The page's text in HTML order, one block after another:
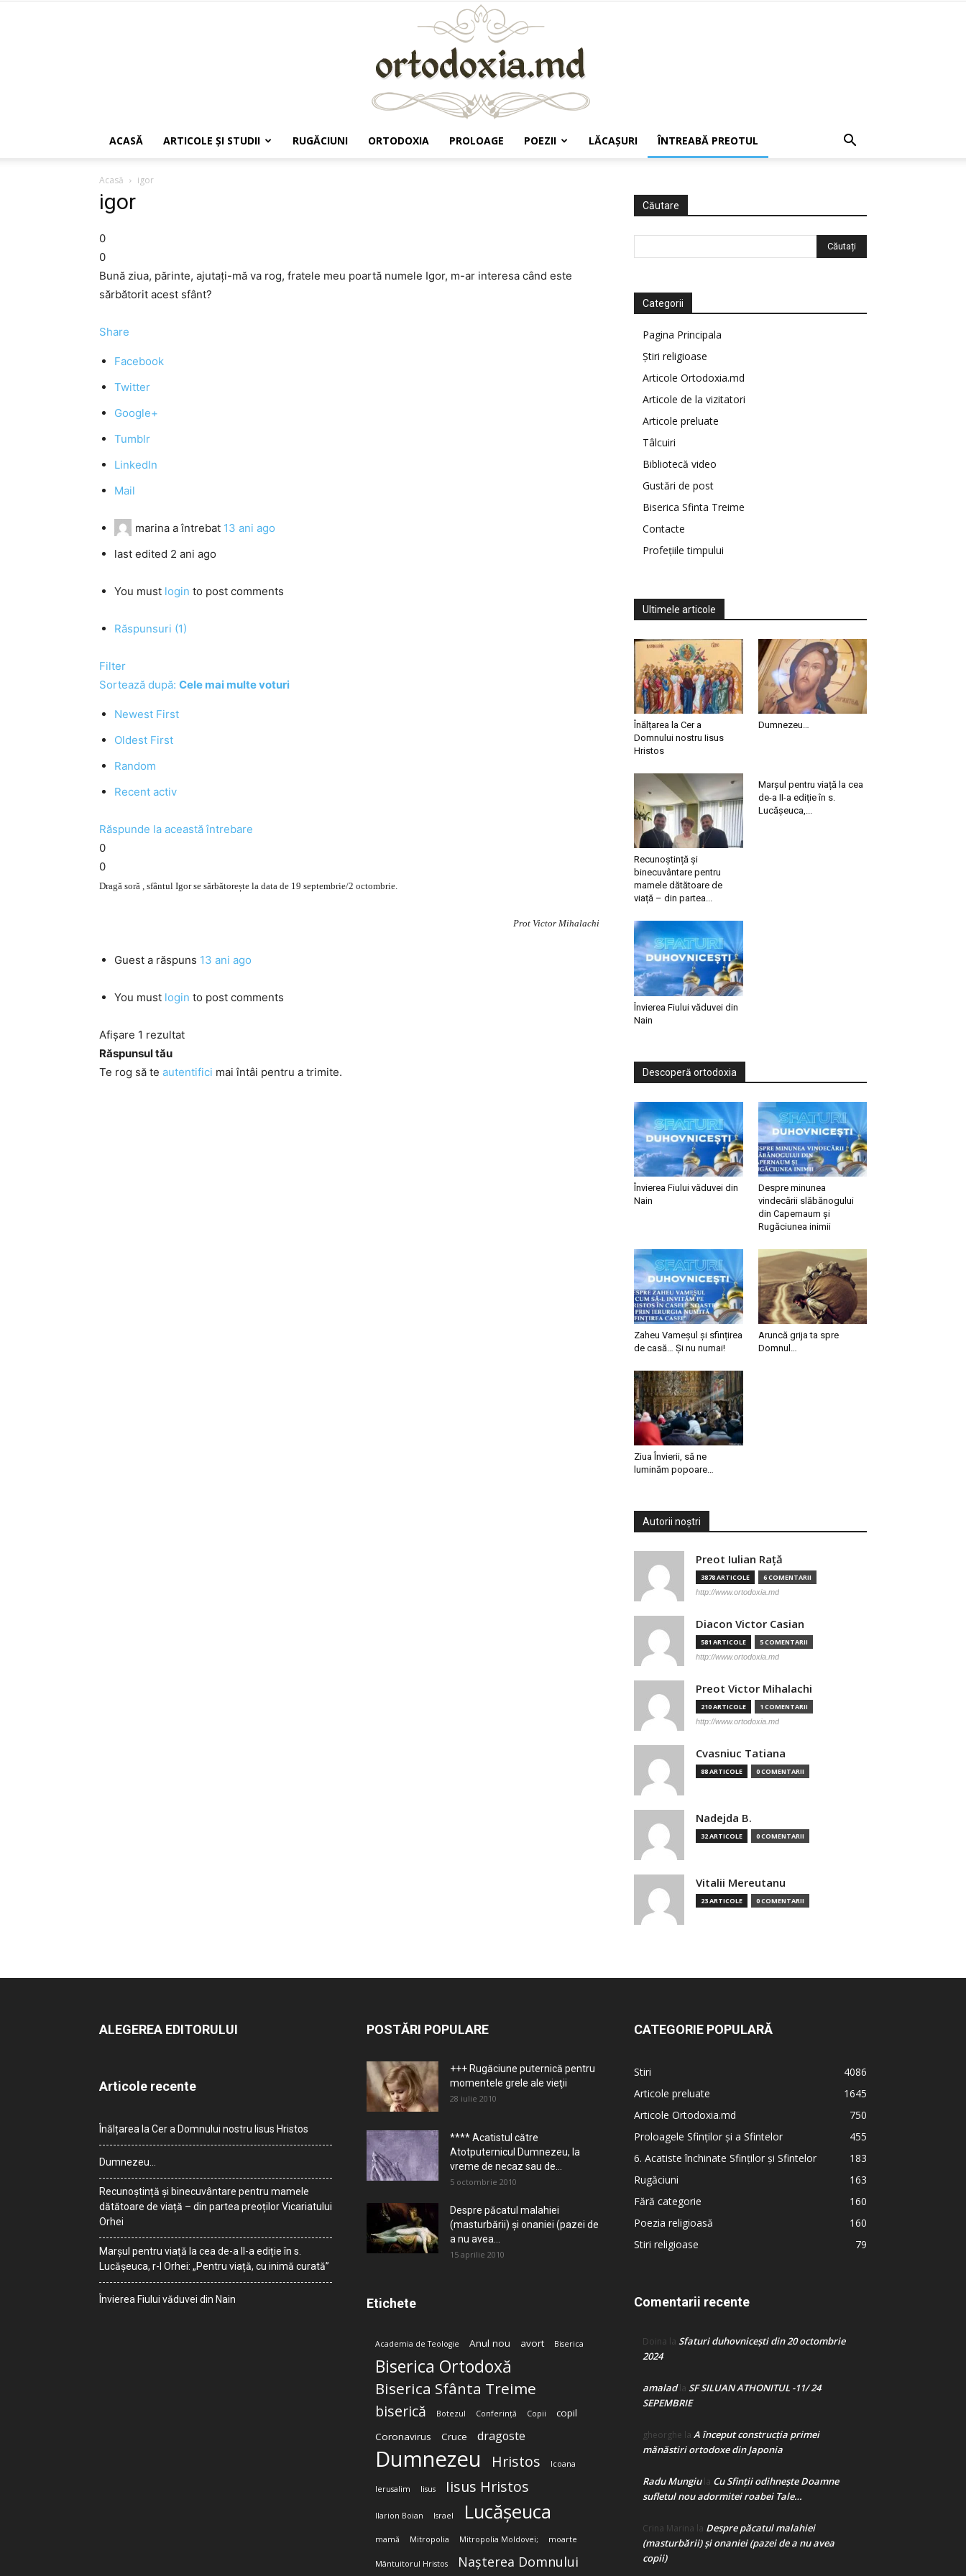
ACASĂ ARTICOLE ŞI STUDII RUGĂCIUNI ORTODOXIA PROLOAGE POEZII LĂCAŞURI ÎNTREABĂ PREOTUL
Acasă igor
igor
0
0
Bună ziua, părinte, ajutați-mă va rog, fratele meu poartă numele Igor, m-ar interesa când este
sărbătorit acest sfânt?
Share
Facebook
Twitter
Google+
Tumblr
LinkedIn
Mail
marina a întrebat 13 ani ago
last edited 2 ani ago
You must login to post comments
Răspunsuri (1)
Filter
Sortează după: Cele mai multe voturi
Newest First
Oldest First
Random
Recent activ
Răspunde la această întrebare
0
0
Dragă soră , sfântul Igor se sărbătorește la data de 19 septembrie/2 octombrie.
Prot Victor Mihalachi
Guest a răspuns 13 ani ago
You must login to post comments
Afișare 1 rezultat
Răspunsul tău
Te rog să te autentifici mai întâi pentru a trimite.
Căutare
Categorii
Pagina Principala
Știri religioase
Articole Ortodoxia.md
Articole de la vizitatori
Articole preluate
Tâlcuiri
Bibliotecă video
Gustări de post
Biserica Sfinta Treime
Contacte
Profețiile timpului
Ultimele articole
Înălțarea la Cer a
Domnului nostru Iisus
Hristos
Dumnezeu…
Recunoștință și
binecuvântare pentru
mamele dătătoare de
viață – din partea...
Marșul pentru viață la cea
de-a II-a ediție în s.
Lucășeuca,...
Învierea Fiului văduvei din
Nain
Descoperă ortodoxia
Învierea Fiului văduvei din
Nain
Despre minunea
vindecării slăbănogului
din Capernaum și
Rugăciunea inimii
Zaheu Vameșul și sfințirea
de casă… Și nu numai!
Aruncă grija ta spre
Domnul…
Ziua Învierii, să ne
luminăm popoare…
Autorii noștri
Preot Iulian Raţă
3878 ARTICOLE 6 COMENTARII
http://www.ortodoxia.md
Diacon Victor Casian
581 ARTICOLE 5 COMENTARII
http://www.ortodoxia.md
Preot Victor Mihalachi
210 ARTICOLE 1 COMENTARII
http://www.ortodoxia.md
Cvasniuc Tatiana
88 ARTICOLE 0 COMENTARII
Nadejda B.
32 ARTICOLE 0 COMENTARII
Vitalii Mereutanu
23 ARTICOLE 0 COMENTARII
ALEGEREA EDITORULUI
Articole recente
Înălțarea la Cer a Domnului nostru Iisus Hristos
Dumnezeu…
Recunoștință și binecuvântare pentru mamele
dătătoare de viață – din partea preoților Vicariatului
Orhei
Marșul pentru viață la cea de-a II-a ediție în s.
Lucășeuca, r-l Orhei: „Pentru viață, cu inimă curată”
Învierea Fiului văduvei din Nain
POSTĂRI POPULARE
+++ Rugăciune puternică pentru
momentele grele ale vieţii
28 iulie 2010
**** Acatistul către
Atotputernicul Dumnezeu, la
vreme de necaz sau de...
5 octombrie 2010
Despre păcatul malahiei
(masturbării) şi onaniei (pazei de
a nu avea...
15 aprilie 2010
Etichete
Academia de Teologie Anul nou avort Biserica
Biserica Ortodoxă
Biserica Sfânta Treime
biserică Botezul Conferință Copii
copil
Coronavirus
Cruce dragoste
Dumnezeu Hristos Icoana
Ierusalim Iisus Iisus Hristos
Ilarion Boian Israel Lucășeuca
mamă Mitropolia Mitropolia Moldovei; moarte
Mântuitorul Hristos Nașterea Domnului
CATEGORIE POPULARĂ
Stiri
4086
Articole preluate
1645
Articole Ortodoxia.md
750
Proloagele Sfinților și a Sfintelor
455
6. Acatiste închinate Sfinților și Sfintelor
183
Rugăciuni
163
Fără categorie
160
Poezia religioasă
160
Stiri religioase
79
Comentarii recente
Doina la Sfaturi duhovnicești din 20 octombrie
2024
amaladla SF SILUAN ATHONITUL -11/ 24
SEPEMBRIE
gheorghe la A început construcţia primei
mănăstiri ortodoxe din Japonia
Radu Mungiula Cu Sfinții odihnește Doamne
sufletul nou adormitei roabei Tale…
Crina Marina la Despre păcatul malahiei
(masturbării) şi onaniei (pazei de a nu avea
copii)